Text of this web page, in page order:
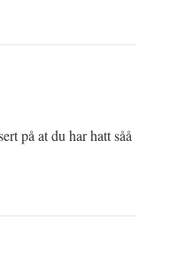
på at du har hatt såå